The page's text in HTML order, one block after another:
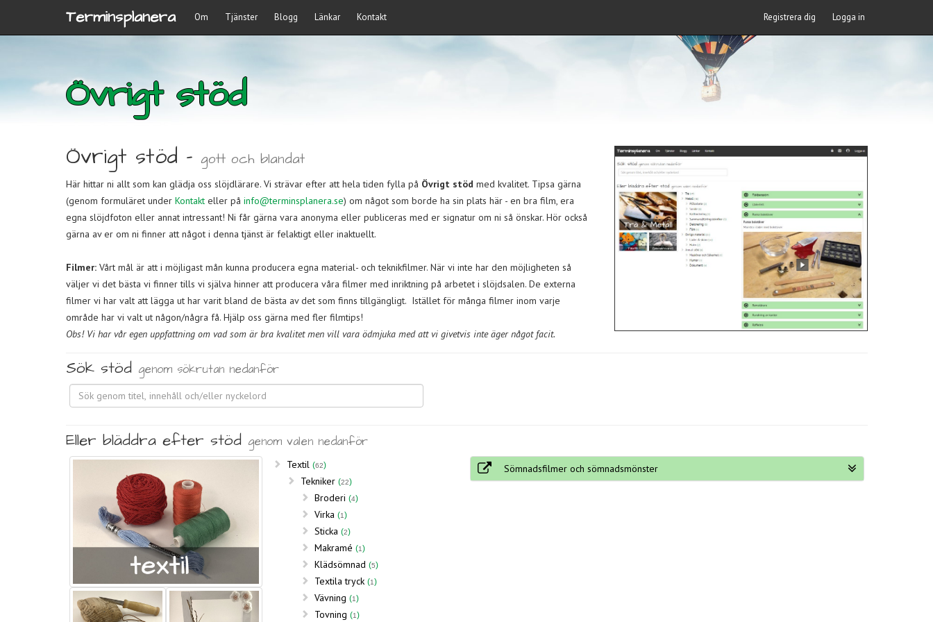
Terminsplanera Om Tjänster Blogg Länkar Kontakt Registrera dig Logga in
Övrigt stöd
Övrigt stöd - gott och blandat
Här hittar ni allt som kan glädja oss slöjdlärare. Vi strävar efter att hela tiden fylla på Övrigt stöd med kvalitet. Tipsa gärna
(genom formuläret under Kontakteller på info@terminsplanera.se) om något som borde ha sin plats här - en bra film, era
egna slöjdfoton eller annat intressant! Ni får gärna vara anonyma eller publiceras med er signatur om ni så önskar. Hör också
gärna av er om ni finner att något i denna tjänst är felaktigt eller inaktuellt.
Filmer: Vårt mål är att i möjligast mån kunna producera egna material- och teknikfilmer. När vi inte har den möjligheten så
väljer vi det bästa vi finner tills vi själva hinner att producera våra filmer med inriktning på arbetet i slöjdsalen. De externa
filmer vi har valt att lägga ut har varit bland de bästa av det som finns tillgängligt. Istället för många filmer inom varje
område har vi valt ut någon/några få. Hjälp oss gärna med fler filmtips!
Obs! Vi har vår egen uppfattning om vad som är bra kvalitet men vill vara ödmjuka med att vi givetvis inte äger något facit.
Sök stöd genom sökrutan nedanför
Eller bläddra efter stöd genom valen nedanför
Textil 62
Tekniker 22
Broderi 4
Virka 1
Sticka 2
Makramé 1
Klädsömnad 5
Textila tryck 1
Vävning 1
Tovning 1
Sömnadsfilmer och sömnadsmönster